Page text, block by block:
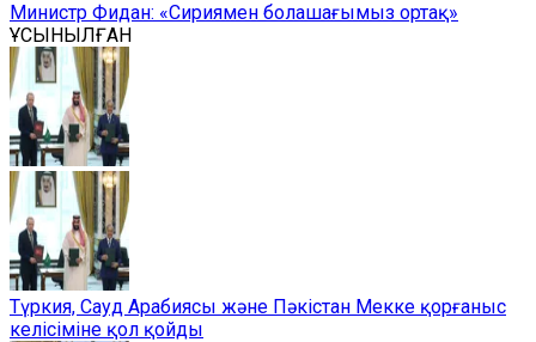
Министр Фидан: «Сириямен болашағымыз ортақ»
ҰСЫНЫЛҒАН
Түркия, Сауд Арабиясы және Пәкістан Мекке қорғаныс
келісіміне қол қойды